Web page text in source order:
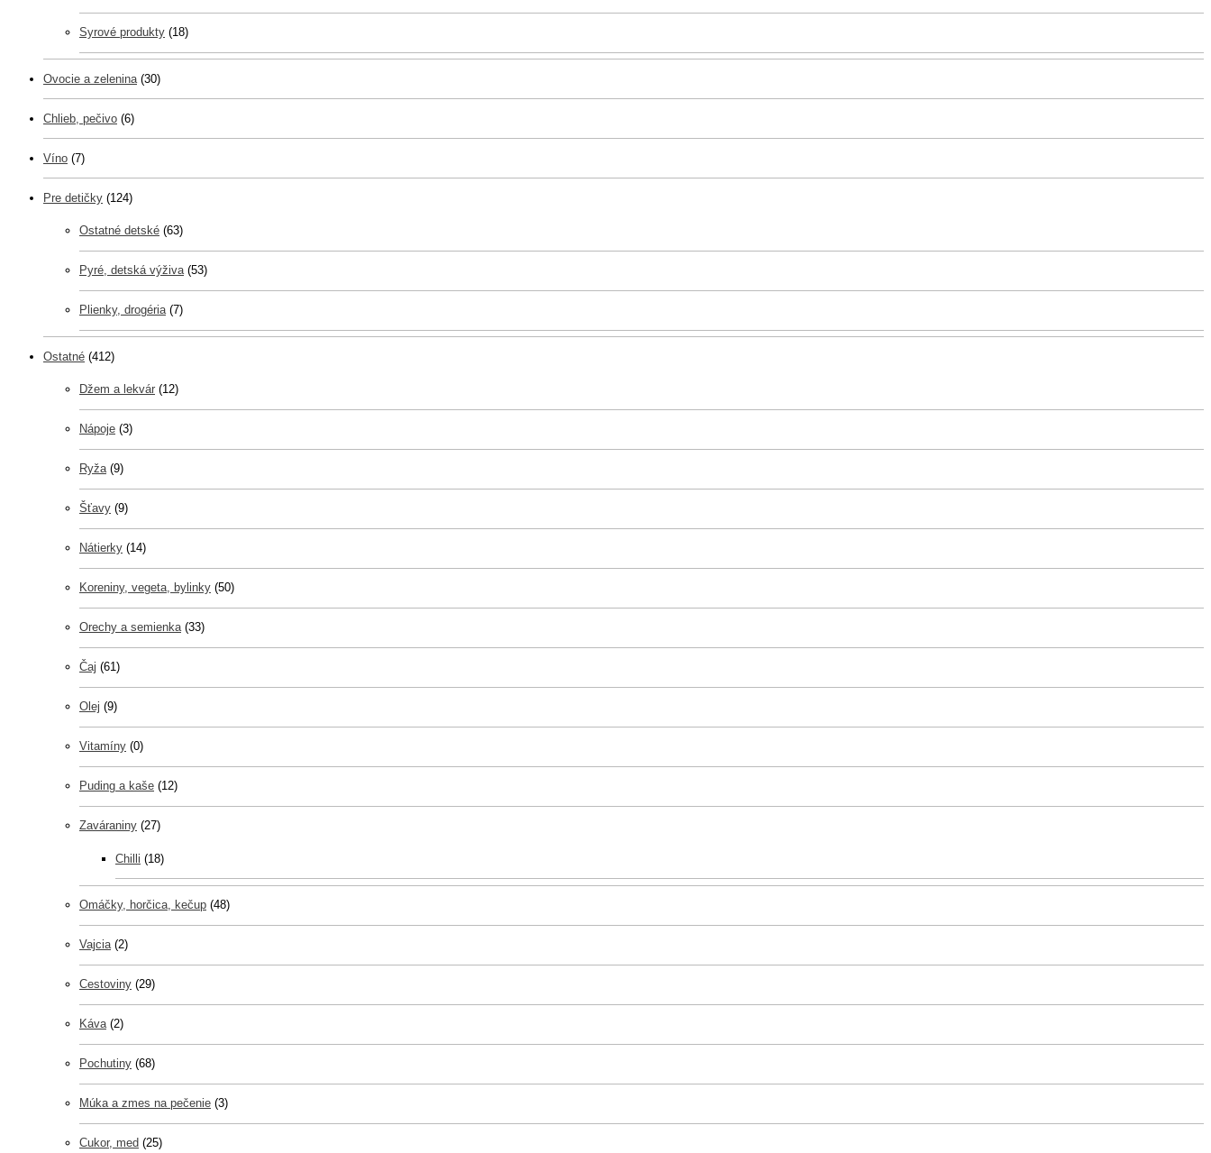
Syrové produkty (18)
Ovocie a zelenina (30)
Chlieb, pečivo (6)
Víno (7)
Pre detičky (124)
Ostatné detské (63)
Pyré, detská výživa (53)
Plienky, drogéria (7)
Ostatné (412)
Džem a lekvár (12)
Nápoje (3)
Ryža (9)
Šťavy (9)
Nátierky (14)
Koreniny, vegeta, bylinky (50)
Orechy a semienka (33)
Čaj (61)
Olej (9)
Vitamíny (0)
Puding a kaše (12)
Zaváraniny (27)
Chilli (18)
Omáčky, horčica, kečup (48)
Vajcia (2)
Cestoviny (29)
Káva (2)
Pochutiny (68)
Múka a zmes na pečenie (3)
Cukor, med (25)